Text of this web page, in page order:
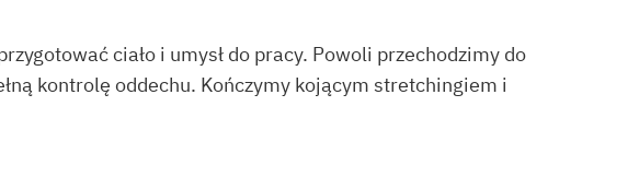
ciało i umysł do pracy. Powoli przechodzimy do
kontrolę oddechu. Kończymy kojącym stretchingiem i